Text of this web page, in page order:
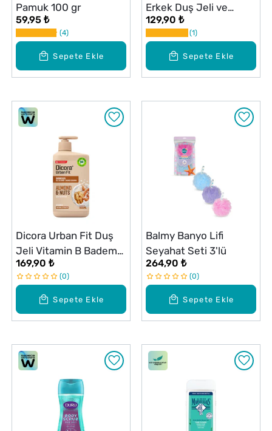
Sepete Ekle
Pamuk 100 gr
59,95 ₺
4
Sepete Ekle
Erkek Duş Jeli ve
Şampuan 400 ml
129,90 ₺
1
Sepete Ekle
Dicora Urban Fit Duş
Jeli Vitamin B Badem
ve Fındık 825 ml
169,90 ₺
0
Sepete Ekle
Balmy Banyo Lifi
Seyahat Seti 3'lü
264,90 ₺
0